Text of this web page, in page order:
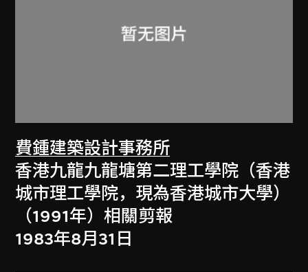
費鍾建築設計事務所
香港九龍九龍塘第二理工學院（香港
城市理工學院，現為香港城市大學）
（1991年）相關剪報
1983年8月31日